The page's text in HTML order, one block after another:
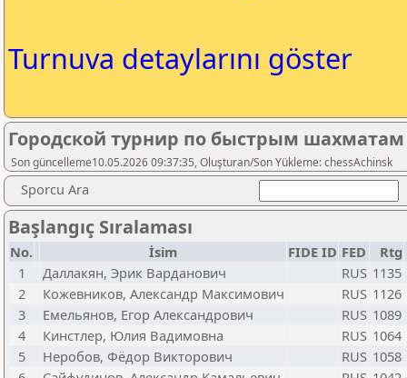
Turnuva detaylarını göster
Городской турнир по быстрым шахматам
Son güncelleme10.05.2026 09:37:35, Oluşturan/Son Yükleme: chessAchinsk
Sporcu Ara
Başlangıç Sıralaması
No. İsim FIDE ID FED
Rtg
1
Даллакян, Эрик Варданович RUS 1135
2
Кожевников, Александр Максимович RUS 1126
3
Емельянов, Егор Александрович RUS 1089
4
Кинстлер, Юлия Вадимовна RUS 1064
5
Неробов, Фёдор Викторович RUS 1058